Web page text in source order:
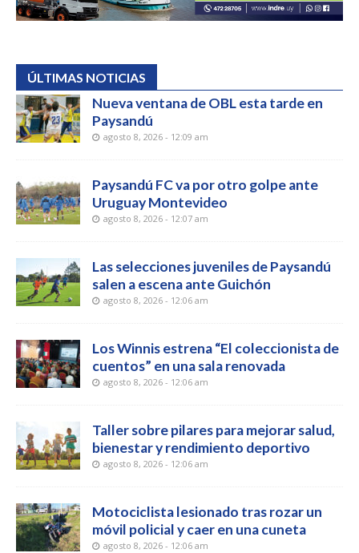
ÚLTIMAS NOTICIAS
Nueva ventana de OBL esta tarde en
Paysandú
agosto 8, 2026 - 12:09 am
Paysandú FC va por otro golpe ante
Uruguay Montevideo
agosto 8, 2026 - 12:07 am
Las selecciones juveniles de Paysandú
salen a escena ante Guichón
agosto 8, 2026 - 12:06 am
Los Winnis estrena “El coleccionista de
cuentos” en una sala renovada
agosto 8, 2026 - 12:06 am
Taller sobre pilares para mejorar salud,
bienestar y rendimiento deportivo
agosto 8, 2026 - 12:06 am
Motociclista lesionado tras rozar un
móvil policial y caer en una cuneta
agosto 8, 2026 - 12:06 am